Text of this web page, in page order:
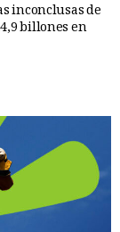
inconclusas de
billones en